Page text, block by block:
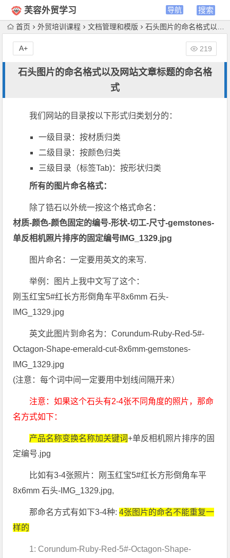
芙容外贸学习
首页 外贸培训课程 文档管理和模版 石头图片的命名格式以及网站文章标题的命名格式
石头图片的命名格式以及网站文章标题的命名格
式
219
A+
我们网站的目录按以下形式归类划分的：
一级目录：按材质归类
二级目录：按颜色归类
三级目录（标签Tab)：按形状归类
所有的图片命名格式：
除了锆石以外统一按这个格式命名：
材质-颜色-颜色固定的编号-形状-切工-尺寸-gemstones-
单反相机照片排序的固定编号IMG_1329.jpg
图片命名：一定要用英文的来写.
举例：图片上我中文写了这个：
刚玉红宝5#红长方形倒角车平8x6mm 石头-
IMG_1329.jpg
英文此图片到命名为：Corundum-Ruby-Red-5#-
Octagon-Shape-emerald-cut-8x6mm-gemstones-
IMG_1329.jpg
(注意：每个词中间一定要用中划线间隔开来）
注意：如果这个石头有2-4张不同角度的照片，那命
名方式如下：
产品名称变换名称加关键词+单反相机照片排序的固
定编号.jpg
比如有3-4张照片：刚玉红宝5#红长方形倒角车平
8x6mm 石头-IMG_1329.jpg,
那命名方式有如下3-4种:4张图片的命名不能重复一
样的
1: Corundum-Ruby-Red-5#-Octagon-Shape-